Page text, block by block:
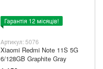
Гарантія 12 місяців!
Артикул: 5076
Xiaomi Redmi Note 11S 5G
6/128GB Graphite Gray